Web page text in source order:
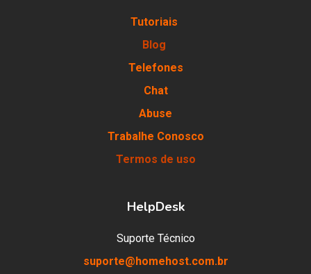
Tutoriais
Blog
Telefones
Chat
Abuse
Trabalhe Conosco
Termos de uso
HelpDesk
Suporte Técnico
suporte@homehost.com.br